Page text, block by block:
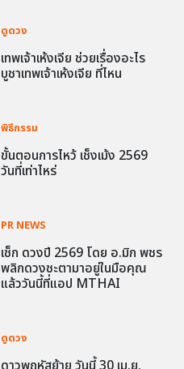
ดูดวง
เทพเจ้าเห้งเจีย ช่วยเรื่องอะไร
บูชาเทพเจ้าเห้งเจีย ที่ไหน
พิธีกรรม
ขั้นตอนการไหว้ เช็งเม้ง 2569
วันที่เท่าไหร่
PR NEWS
เช็ก ดวงปี 2569 โดย อ.มิก พชร
พลิกดวงชะตามาอยู่ในมือคุณ
แล้ววันนี้ที่แอป MTHAI
ดูดวง